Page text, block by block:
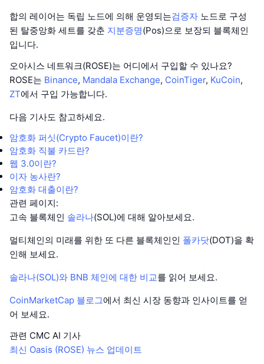
합의 레이어는 독립 노드에 의해 운영되는검증자 노드로 구성
된 탈중앙화 세트를 갖춘 지분증명(Pos)으로 보장되 블록체인
입니다.
오아시스 네트워크(ROSE)는 어디에서 구입할 수 있나요?
ROSE는 Binance, Mandala Exchange, CoinTiger, KuCoin,
ZT에서 구입 가능합니다.
다음 기사도 참고하세요.
암호화 퍼싯(Crypto Faucet)이란?
암호화 직불 카드란?
웹 3.0이란?
이자 농사란?
암호화 대출이란?
관련 페이지:
고속 블록체인 솔라나(SOL)에 대해 알아보세요.
멀티체인의 미래를 위한 또 다른 블록체인인 폴카닷(DOT)을 확
인해 보세요.
솔라나(SOL)와 BNB 체인에 대한 비교를 읽어 보세요.
CoinMarketCap 블로그에서 최신 시장 동향과 인사이트를 얻
어 보세요.
관련 CMC AI 기사
최신 Oasis (ROSE) 뉴스 업데이트